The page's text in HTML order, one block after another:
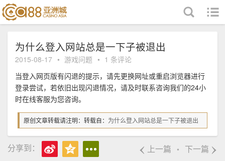
为什么登入网站总是一下子被退出
2015-08-17 • 游戏问题 • 1 条评论
当登入网页版有闪退的提示，请先更换网址或重启浏览器进行
登录尝试，若依旧出现闪退情况，请及时联系咨询我们的24小
时在线客服为您咨询。
原创文章转载请注明：转载自： 为什么登入网站总是一下子被退出
分享到： ‹ 上一篇 • 下一篇 ›